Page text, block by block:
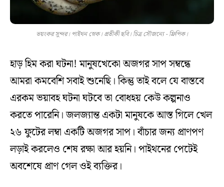
ভয়ংকর সুন্দর। পাইথন স্নেক। প্রতীকী ছবি। চিত্র সৌজন্যে - ফ্রিপিক।
হাড় হিম করা ঘটনা! মানুষখেকো অজগর সাপ সম্বন্ধে
আমরা কমবেশি সবাই শুনেছি। কিন্তু তাই বলে যে বাস্তবে
এরকম ভয়াবহ ঘটনা ঘটবে তা বোধহয় কেউ কল্পনাও
করতে পারেনি। জলজ্যান্ত একটা মানুষকে আস্ত গিলে খেল
২৬ ফুটের লম্বা একটি অজগর সাপ। বাঁচার জন্য প্রাণপণ
লড়াই করলেও শেষ রক্ষা আর হয়নি। পাইথনের পেটেই
অবশেষে প্রাণ গেল ওই ব্যক্তির।